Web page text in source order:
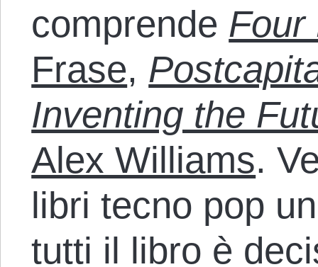
comprende Four
Frase,
Inventing the
Alex Williams.
libri tecno pop
tutti il libro è